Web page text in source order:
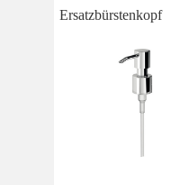
Ersatzbürstenkopf